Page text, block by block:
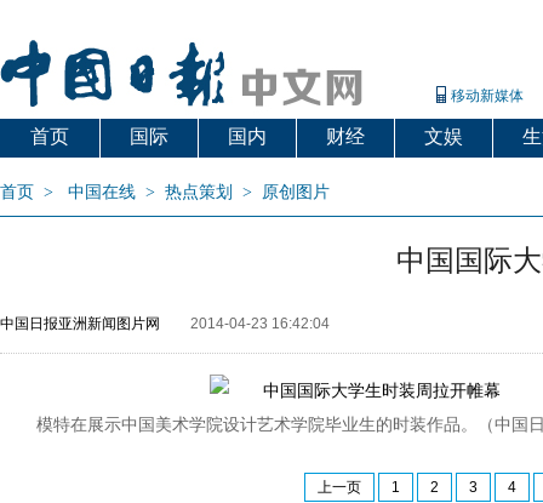
移动新媒体
首页 国际 国内 财经 文娱
首页 > 中国在线 > 热点策划 > 原创图片
中国国际
中国日报亚洲新闻图片网 2014-04-23 16:42:04
模特在展示中国美术学院设计艺术学院毕业生的时装作品。（中国
上一页 1 2 3 4